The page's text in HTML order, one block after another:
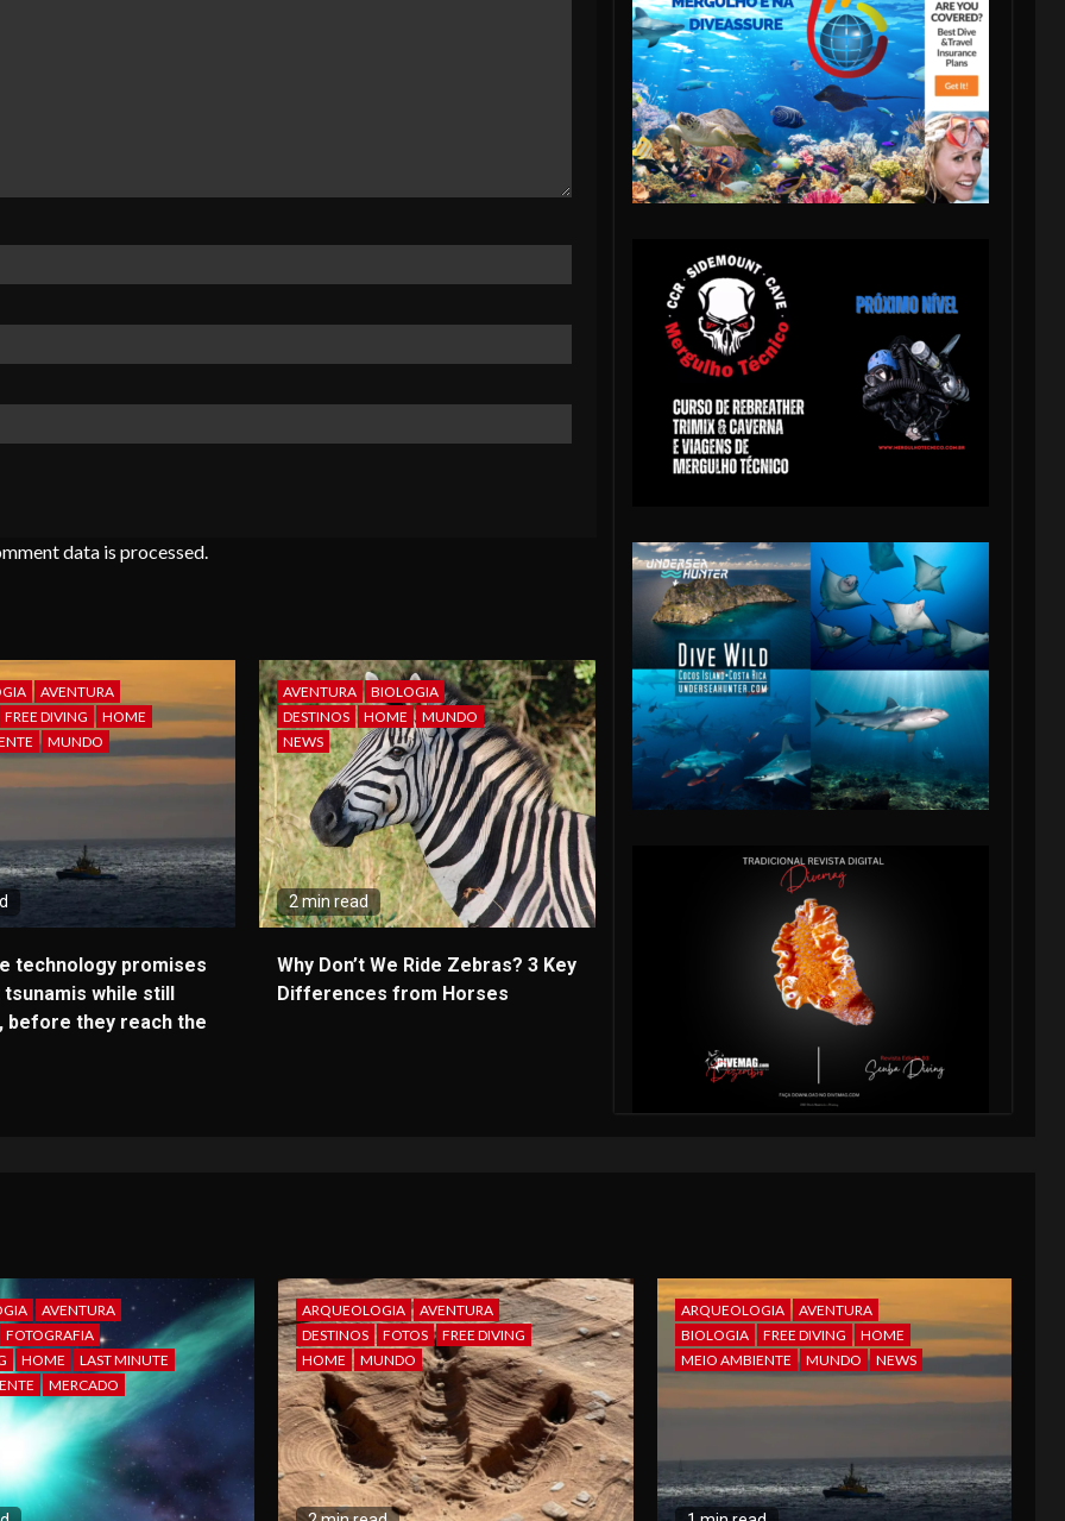
data is processed.
AVENTURA
FREE DIVING
HOME
MUNDO
technology promises
while still
before they reach the
AVENTURA
BIOLOGIA
DESTINOS
HOME
MUNDO
NEWS
2 min read
Why Don’t We Ride Zebras? 3 Key
Differences from Horses
AVENTURA
FOTOGRAFIA
HOME
LAST MINUTE
MERCADO
ARQUEOLOGIA
AVENTURA
DESTINOS
FOTOS
FREE DIVING
HOME
MUNDO
ARQUEOLOGIA
AVENTURA
BIOLOGIA
FREE DIVING
HOME
MEIO AMBIENTE
MUNDO NEWS